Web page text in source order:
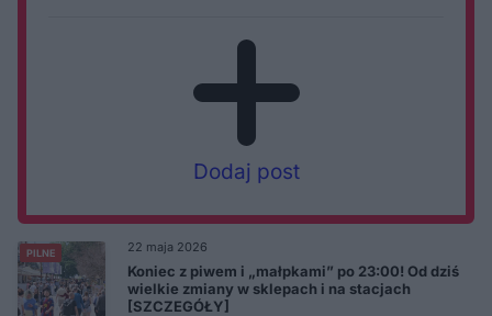
PILNE 22 maja 2026
Koniec z piwem i „małpkami” po 23:00! Od dziś
wielkie zmiany w sklepach i na stacjach
[SZCZEGÓŁY]
Dodaj post